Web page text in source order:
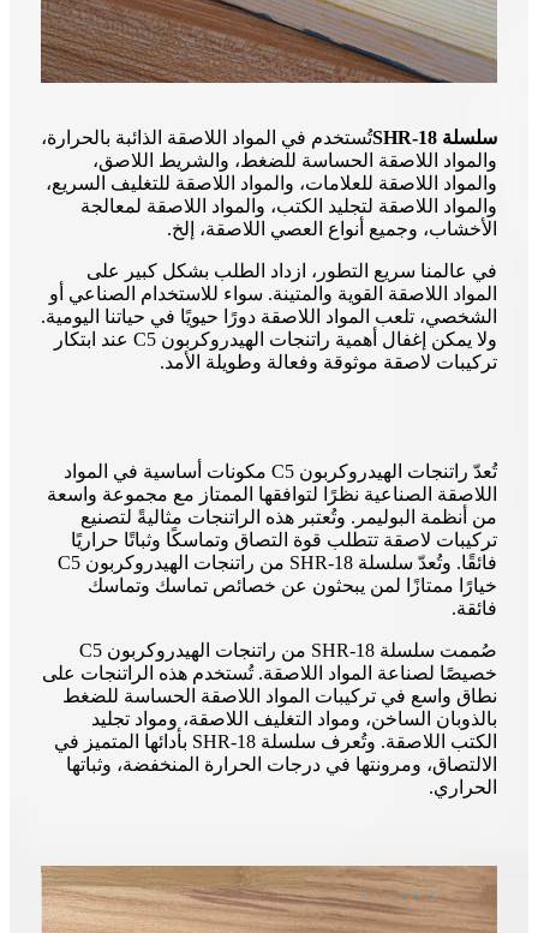
سلسلة SHR-18
تُستخدم في المواد اللاصقة الذائبة بالحرارة،
والمواد اللاصقة الحساسة للضغط، والشريط اللاصق،
والمواد اللاصقة للعلامات، والمواد اللاصقة للتغليف السريع،
والمواد اللاصقة لتجليد الكتب، والمواد اللاصقة لمعالجة
الأخشاب، وجميع أنواع العصي اللاصقة، إلخ.
في عالمنا سريع التطور، ازداد الطلب بشكل كبير على
المواد اللاصقة القوية والمتينة. سواء للاستخدام الصناعي أو
الشخصي، تلعب المواد اللاصقة دورًا حيويًا في حياتنا اليومية.
ولا يمكن إغفال أهمية راتنجات الهيدروكربون C5 عند ابتكار
تركيبات لاصقة موثوقة وفعالة وطويلة الأمد.
تُعدّ راتنجات الهيدروكربون C5 مكونات أساسية في المواد
اللاصقة الصناعية نظرًا لتوافقها الممتاز مع مجموعة واسعة
من أنظمة البوليمر. وتُعتبر هذه الراتنجات مثاليةً لتصنيع
تركيبات لاصقة تتطلب قوة التصاق وتماسكًا وثباتًا حراريًا
فائقًا. وتُعدّ سلسلة SHR-18 من راتنجات الهيدروكربون C5
خيارًا ممتازًا لمن يبحثون عن خصائص تماسك وتماسك
فائقة.
صُممت سلسلة SHR-18 من راتنجات الهيدروكربون C5
خصيصًا لصناعة المواد اللاصقة. تُستخدم هذه الراتنجات على
نطاق واسع في تركيبات المواد اللاصقة الحساسة للضغط
بالذوبان الساخن، ومواد التغليف اللاصقة، ومواد تجليد
الكتب اللاصقة. وتُعرف سلسلة SHR-18 بأدائها المتميز في
الالتصاق، ومرونتها في درجات الحرارة المنخفضة، وثباتها
الحراري.